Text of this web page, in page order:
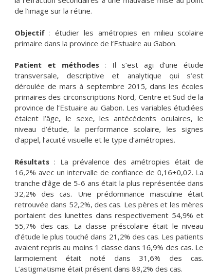
de l’image sur la rétine.
Objectif : étudier les amétropies en milieu scolaire
primaire dans la province de l’Estuaire au Gabon.
Patient et méthodes : Il s’est agi d’une étude
transversale, descriptive et analytique qui s’est
déroulée de mars à septembre 2015, dans les écoles
primaires des circonscriptions Nord, Centre et Sud de la
province de l’Estuaire au Gabon. Les variables étudiées
étaient l’âge, le sexe, les antécédents oculaires, le
niveau d’étude, la performance scolaire, les signes
d’appel, l’acuité visuelle et le type d’amétropies.
Résultats : La prévalence des amétropies était de
16,2% avec un intervalle de confiance de 0,16±0,02. La
tranche d’âge de 5-6 ans était la plus représentée dans
32,2% des cas. Une prédominance masculine était
retrouvée dans 52,2%, des cas. Les pères et les mères
portaient des lunettes dans respectivement 54,9% et
55,7% des cas. La classe préscolaire était le niveau
d’étude le plus touché dans 21,2% des cas. Les patients
avaient repris au moins 1 classe dans 16,9% des cas. Le
larmoiement était noté dans 31,6% des cas.
L’astigmatisme était présent dans 89,2% des cas.